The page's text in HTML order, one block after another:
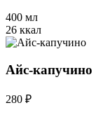
400 мл
26 ккал
Айс-капучино
280 ₽